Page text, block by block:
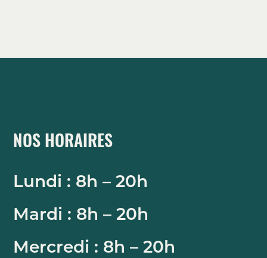
NOS HORAIRES
Lundi : 8h – 20h
Mardi : 8h – 20h
Mercredi : 8h – 20h